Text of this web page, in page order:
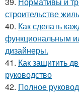
строительстве
40. Как сделать
функциональным
дизайнеры.
41. Как защитить
руководство
42. Полное